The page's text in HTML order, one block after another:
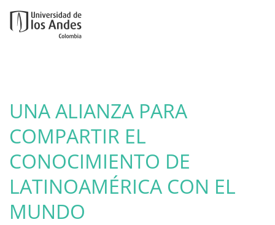
Ir al contenido principal
UNA ALIANZA PARA
COMPARTIR EL
CONOCIMIENTO DE
LATINOAMÉRICA CON EL
MUNDO